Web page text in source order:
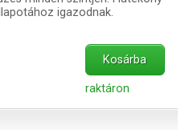
igazodnak.
Kosárba
raktáron